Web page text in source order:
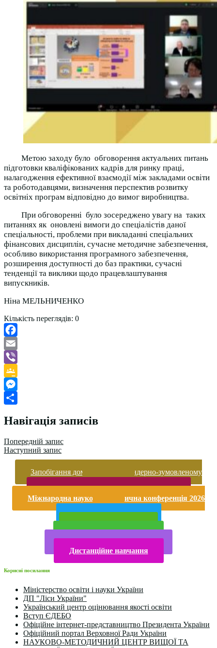
Метою заходу було обговорення актуальних питань
підготовки кваліфікованих кадрів для ринку праці,
налагодження ефективної взаємодії між закладами освіти
та роботодавцями, визначення перспектив розвитку
освітніх програм відповідно до вимог виробництва.
При обговоренні було зосереджено увагу на таких
питаннях як оновлені вимоги до спеціалістів даної
спеціальності, проблеми при викладанні спеціальних
фінансових дисциплін, сучасне методичне забезпечення,
особливо використання програмного забезпечення,
розширення доступності до баз практики, сучасні
тенденції та виклики щодо працевлаштування
випускників.
Ніна МЕЛЬНИЧЕНКО
Кількість переглядів: 0
Facebook
Email
Viber
Google
Classroom
Messenger
Навігація записів
Попередній запис
Наступний запис
Запобігання домашньому та гендерно-зумовленому
Міжнародна науково-практична конференція 2026
Дистанційне навчання
Корисні посилання
Міністерство освіти і науки України
ДП "Ліси України"
Український центр оцінювання якості освіти
Вступ ЄДЕБО
Офіційне інтернет-представництво Президента України
Офіційний портал Верховної Ради України
НАУКОВО-МЕТОДИЧНИЙ ЦЕНТР ВИЩОЇ ТА